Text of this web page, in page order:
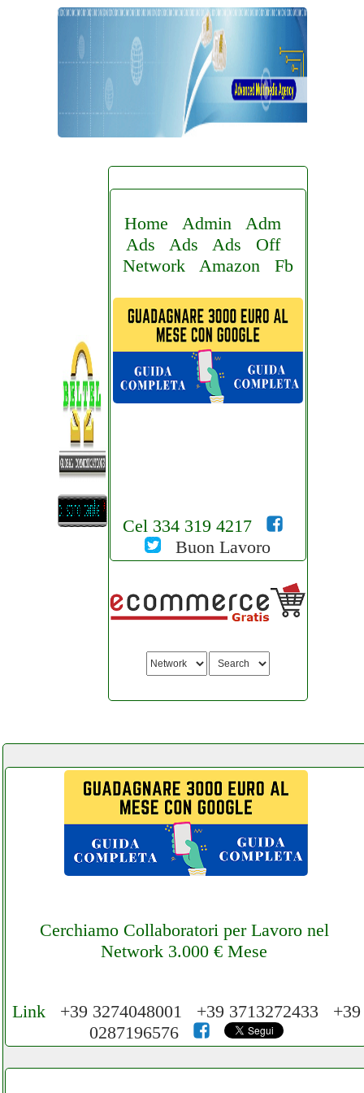
Home Admin
Adm
Ads
Ads Ads
Off
Network
Amazon Fb
Cel 334 319 4217
Buon Lavoro
Cerchiamo Collaboratori per Lavoro nel
Network 3.000 € Mese
Cerchiamo Collaboratori per Lavoro nel
Network 3.000 € Mese
Link+39 3274048001 +39 3713272433 +39
0287196576